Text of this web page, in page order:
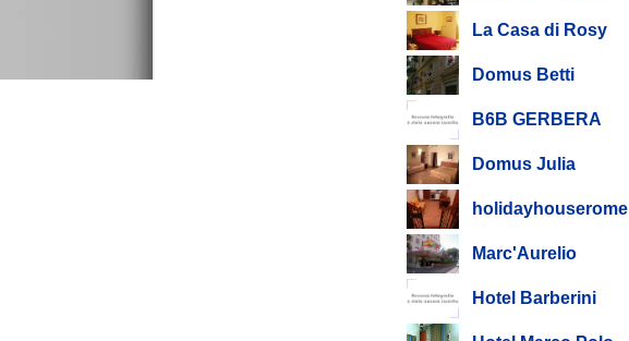
La Casa di Rosy
Domus Betti
B6B GERBERA
Domus Julia
holidayhouserome
Marc'Aurelio
Hotel Barberini